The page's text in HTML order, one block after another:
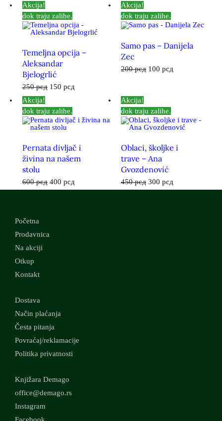
Akcija!
dok traju zalihe.
Temeljna opcija –
Aleksandar
Bjelogrlić
250рсд 150 рсд
Akcija!
dok traju zalihe.
Samo pas – Danijela
Zec
200рсд 100 рсд
Akcija!
dok traju zalihe.
Pernata divljač i
živina na našem
stolu
600рсд 400 рсд
Akcija!
dok traju zalihe.
Oblaci, školjke i
trave – Ana
Gvozdenović
450рсд 300 рсд
Početna
Prodavnica
Na akciji
Otkup
Kontakt
Dostava
Način plaćanja
Česta pitanja
Povraćaj/reklamacije
Politika privatnosti
Knjižara Demago
office@demago.rs
Instagram